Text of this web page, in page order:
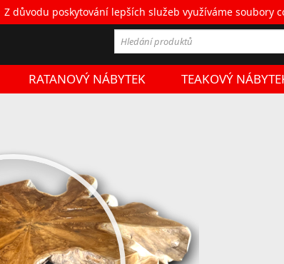
Z důvodu poskytování lepších služeb využíváme soubory
Obchodní podmínky•
RATANOVÝ NÁBYTEK TEAKOVÝ